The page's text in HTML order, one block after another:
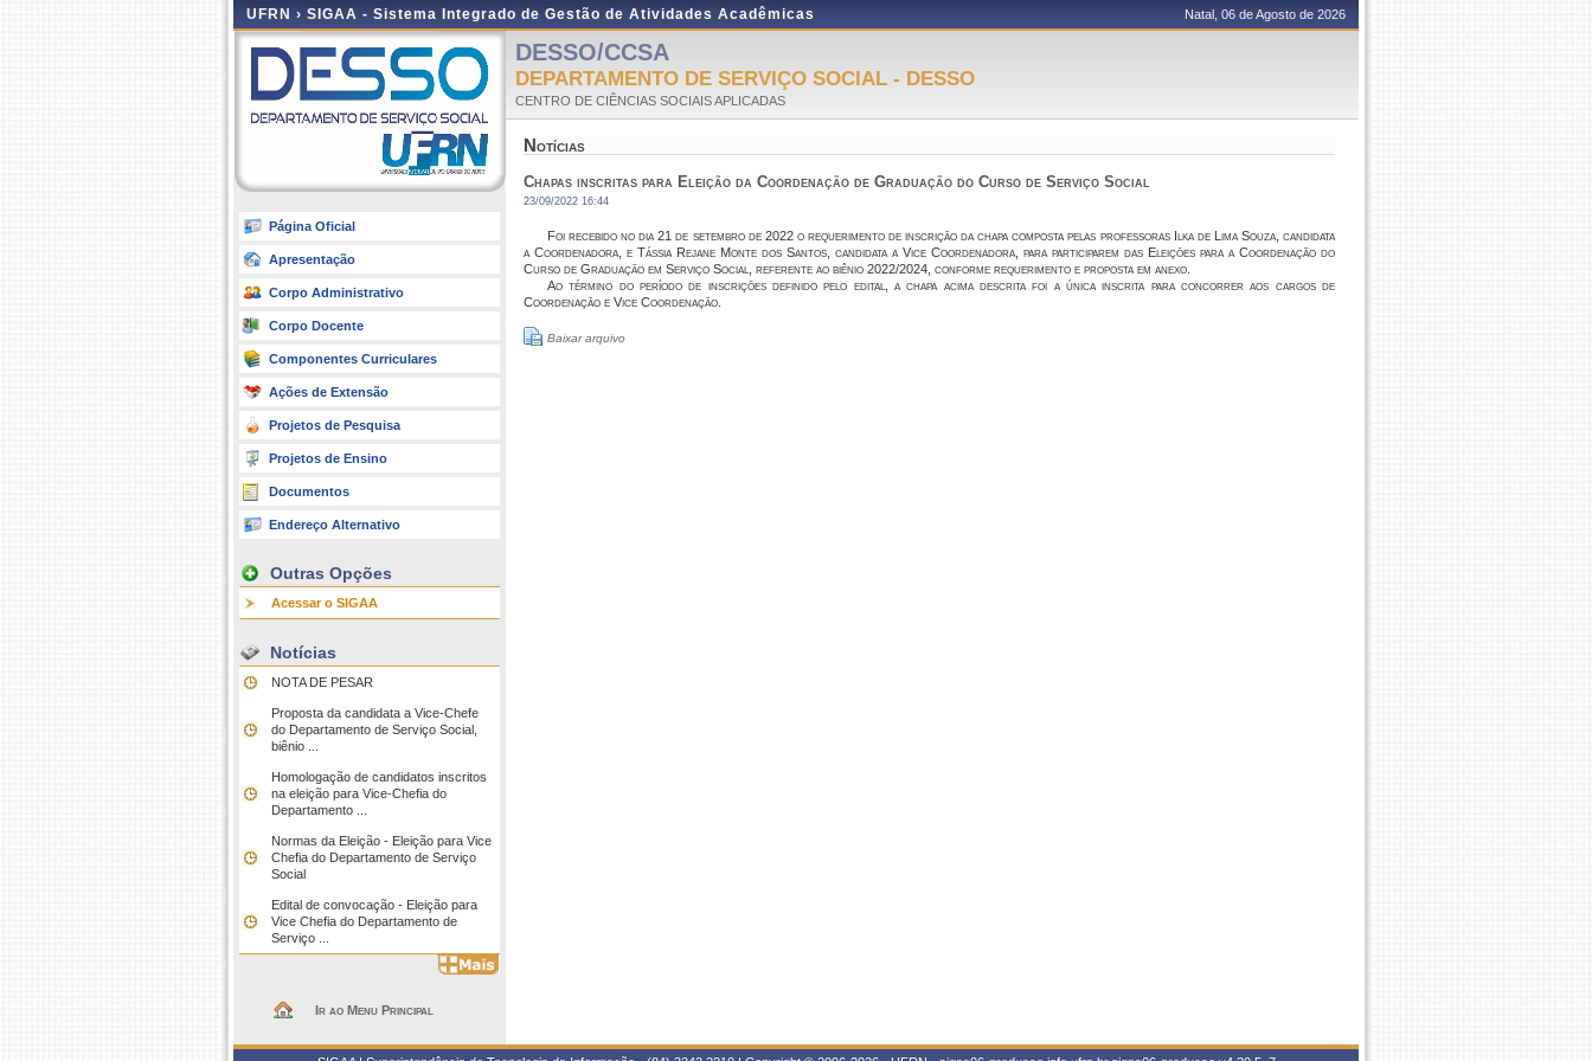
UFRN › SIGAA - Sistema Integrado de Gestão de Atividades Acadêmicas Natal, 06 de Agosto de 2026
Página Oficial
Apresentação
Corpo Administrativo
Corpo Docente
Componentes Curriculares
Ações de Extensão
Projetos de Pesquisa
Projetos de Ensino
Documentos
Endereço Alternativo
Outras Opções
Acessar o SIGAA
Notícias
NOTA DE PESAR
Proposta da candidata a Vice-Chefe
do Departamento de Serviço Social,
biênio ...
Homologação de candidatos inscritos
na eleição para Vice-Chefia do
Departamento ...
Normas da Eleição - Eleição para Vice
Chefia do Departamento de Serviço
Social
Edital de convocação - Eleição para
Vice Chefia do Departamento de
Serviço ...
Ir ao Menu Principal
DESSO/CCSA
DEPARTAMENTO DE SERVIÇO SOCIAL - DESSO
CENTRO DE CIÊNCIAS SOCIAIS APLICADAS
Notícias
Chapas inscritas para Eleição da Coordenação de Graduação do Curso de Serviço Social
23/09/2022 16:44
Foi recebido no dia 21 de setembro de 2022 o requerimento de inscrição da chapa composta pelas professoras Ilka de Lima Souza, candidata
a Coordenadora, e Tássia Rejane Monte dos Santos , candidata a Vice Coordenadora, para participarem das Eleições para a Coordenação do
Curso de Graduação em Serviço Social, referente ao biênio 2022/2024, conforme requerimento e proposta em anexo.
Ao término do período de inscrições definido pelo edital, a chapa acima descrita foi a única inscrita para concorrer aos cargos de
Coordenação e Vice Coordenação.
Baixar arquivo